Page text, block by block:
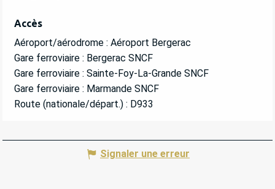
Accès
Accès
Aéroport/aérodrome : Aéroport Bergerac
Gare ferroviaire : Bergerac SNCF
Gare ferroviaire : Sainte-Foy-La-Grande SNCF
Gare ferroviaire : Marmande SNCF
Route (nationale/départ.) : D933
Signaler une erreur